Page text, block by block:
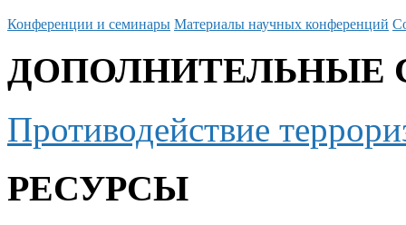
Конференции и семинары Материалы научных конференций
ДОПОЛНИТЕЛЬНЫЕ
Противодействие
РЕСУРСЫ